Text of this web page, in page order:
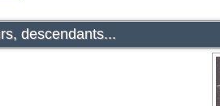
descendants...